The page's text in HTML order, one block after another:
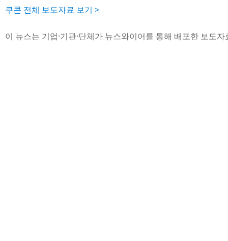
쿠콘 전체 보도자료 보기 >
이 뉴스는 기업·기관·단체가 뉴스와이어를 통해 배포한 보도